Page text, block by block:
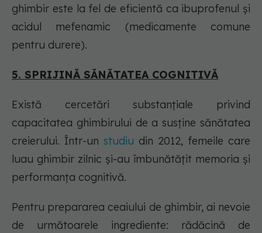
ghimbir este la fel de eficientă ca ibuprofenul și
acidul mefenamic (medicamente comune
pentru durere).
5. SPRIJINĂ SĂNĂTATEA COGNITIVĂ
Există cercetări substanțiale privind
capacitatea ghimbirului de a susține sănătatea
creierului. Într-un studiu din 2012, femeile care
luau ghimbir zilnic și-au îmbunătățit memoria și
performanța cognitivă.
Pentru prepararea ceaiului de ghimbir, ai nevoie
de următoarele ingrediente: rădăcină de